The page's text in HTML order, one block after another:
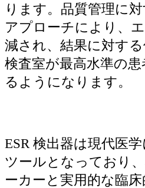
ります。品質管理に
アプローチにより、
減され、結果に対する
検査室が最高水準の
るようになります。
ESR 検出器は現代医
ツールとなっており
ーカーと実用的な臨